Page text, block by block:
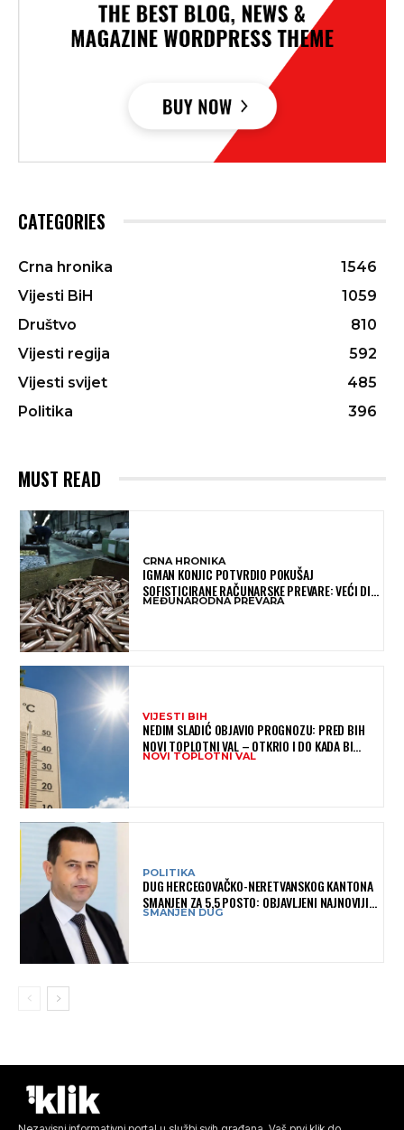
CATEGORIES
Crna hronika
1546
Vijesti BiH
1059
Društvo
810
Vijesti regija
592
Vijesti svijet
485
Politika
396
MUST READ
CRNA HRONIKA
IGMAN KONJIC POTVRDIO POKUŠAJ
SOFISTICIRANE RAČUNARSKE PREVARE: VEĆI DIO
NOVCA BLOKIRAN, OČEKUJE SE POVRAT
MEĐUNARODNA PREVARA
VIJESTI BIH
NEDIM SLADIĆ OBJAVIO PROGNOZU: PRED BIH
NOVI TOPLOTNI VAL – OTKRIO I DO KADA BI
MOGAO TRAJATI
NOVI TOPLOTNI VAL
POLITIKA
DUG HERCEGOVAČKO-NERETVANSKOG KANTONA
SMANJEN ZA 5,5 POSTO: OBJAVLJENI NAJNOVIJI
PODACI MINISTARSTVA FINANSIJA
SMANJEN DUG